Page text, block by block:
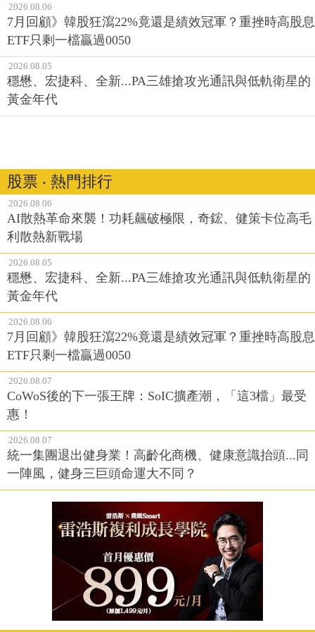
2026.08.06
7月回顧》韓股狂瀉22%竟還是績效冠軍？重挫時高股息
ETF只剩一檔贏過0050
2026.08.05
穩懋、宏捷科、全新...PA三雄搶攻光通訊與低軌衛星的
黃金年代
股票 ‧ 熱門排行
2026.08.06
AI散熱革命來襲！功耗飆破極限，奇鋐、健策卡位高毛
利散熱新戰場
2026.08.05
穩懋、宏捷科、全新...PA三雄搶攻光通訊與低軌衛星的
黃金年代
2026.08.06
7月回顧》韓股狂瀉22%竟還是績效冠軍？重挫時高股息
ETF只剩一檔贏過0050
2026.08.07
CoWoS後的下一張王牌：SoIC擴產潮，「這3檔」最受
惠！
2026.08.07
統一集團退出健身業！高齡化商機、健康意識抬頭...同
一陣風，健身三巨頭命運大不同？